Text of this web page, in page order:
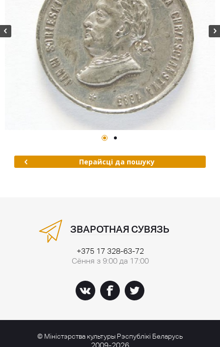
Перайсці да пошуку
ЗВАРОТНАЯ СУВЯЗЬ
+375 17 328-63-72
Сёння з 9:00 да 17:00
© Міністэрства культуры Рэспублікі Беларусь